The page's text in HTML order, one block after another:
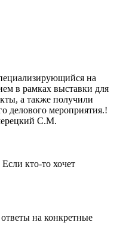
на
в рамках выставки для
а также получили
делового мероприятия.!
С.М.
кто-то хочет
на конкретные